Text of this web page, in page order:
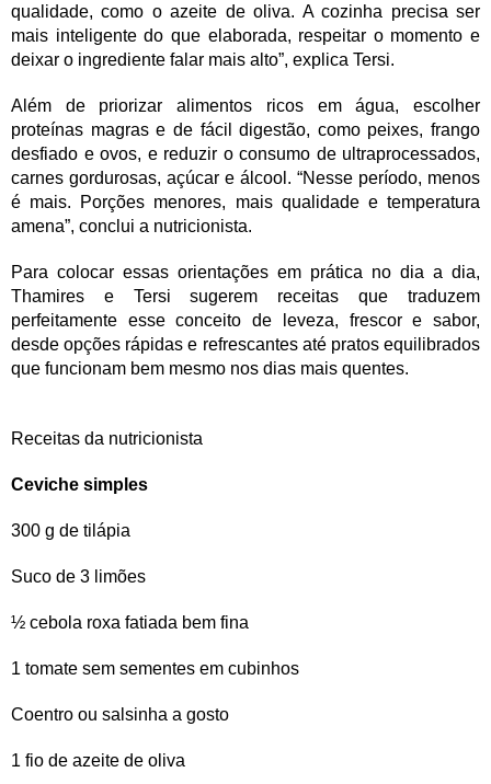
qualidade, como o azeite de oliva. A cozinha precisa ser
mais inteligente do que elaborada, respeitar o momento e
deixar o ingrediente falar mais alto”, explica Tersi.
Além de priorizar alimentos ricos em água, escolher
proteínas magras e de fácil digestão, como peixes, frango
desfiado e ovos, e reduzir o consumo de ultraprocessados,
carnes gordurosas, açúcar e álcool. “Nesse período, menos
é mais. Porções menores, mais qualidade e temperatura
amena”, conclui a nutricionista.
Para colocar essas orientações em prática no dia a dia,
Thamires e Tersi sugerem receitas que traduzem
perfeitamente esse conceito de leveza, frescor e sabor,
desde opções rápidas e refrescantes até pratos equilibrados
que funcionam bem mesmo nos dias mais quentes.
Receitas da nutricionista
Ceviche simples
300 g de tilápia
Suco de 3 limões
½ cebola roxa fatiada bem fina
1 tomate sem sementes em cubinhos
Coentro ou salsinha a gosto
1 fio de azeite de oliva